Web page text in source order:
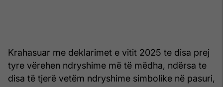
Krahasuar me deklarimet e vitit 2025 te disa prej
tyre vërehen ndryshime më të mëdha, ndërsa te
disa të tjerë vetëm ndryshime simbolike në pasuri,